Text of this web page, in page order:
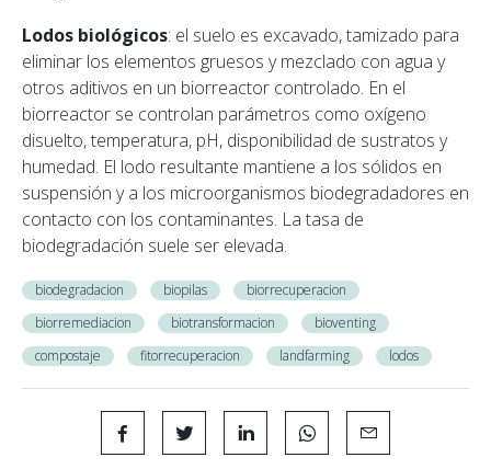
Lodos biológicos: el suelo es excavado, tamizado para
eliminar los elementos gruesos y mezclado con agua y
otros aditivos en un biorreactor controlado. En el
biorreactor se controlan parámetros como oxígeno
disuelto, temperatura, pH, disponibilidad de sustratos y
humedad. El lodo resultante mantiene a los sólidos en
suspensión y a los microorganismos biodegradadores en
contacto con los contaminantes. La tasa de
biodegradación suele ser elevada.
biodegradacion biopilas
biorrecuperacion
biorremediacion
biotransformacion
bioventing
compostaje
fitorrecuperacion landfarming lodos